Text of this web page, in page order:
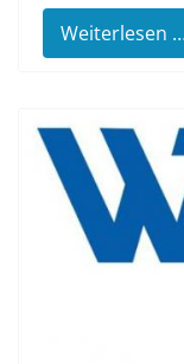
Weiterlesen